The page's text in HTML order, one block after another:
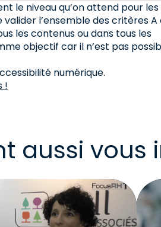
le niveau qu’on attend pour
l’ensemble des critères A
les contenus ou dans tous les
objectif car il n’est pas
numérique.
!
aussi vous